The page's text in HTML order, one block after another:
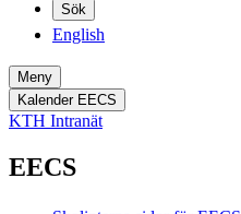
Sök
English
Meny
Kalender EECS
KTH Intranät
EECS